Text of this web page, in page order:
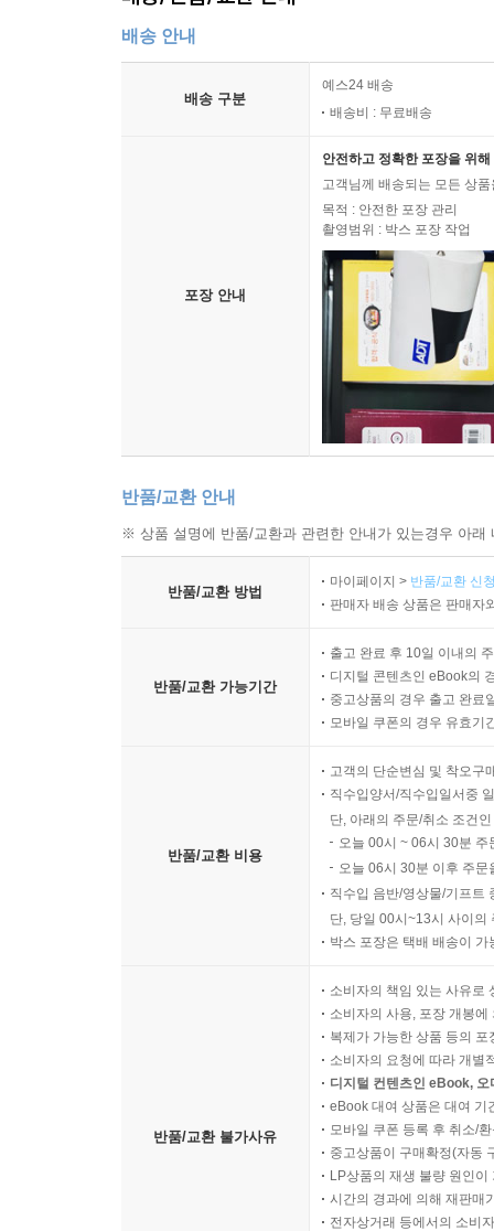
배송 안내
배송 구분
예스24 배송
배송비 : 무료배송
포장 안내
안전하고 정확한 포장을 위
고객님께 배송되는 모든 상
목적 : 안전한 포장 관리
촬영범위 : 박스 포장 작업
반품/교환 안내
※ 상품 설명에 반품/교환과 관련한 안내가 있는경우 아
반품/교환 방법
마이페이지 > 반품/교환 신
판매자 배송 상품은 판매자
반품/교환 가능기간
출고 완료 후 10일 이내의
디지털 콘텐츠인 eBook의
중고상품의 경우 출고 완료
모바일 쿠폰의 경우 유효기
반품/교환 비용
고객의 단순변심 및 착오구
직수입양서/직수입일서중
단, 아래의 주문/취소 조건
오늘 00시 ~ 06시 30분
오늘 06시 30분 이후 주
직수입 음반/영상물/기프트
단, 당일 00시~13시 사이의
박스 포장은 택배 배송이
반품/교환 불가사유
소비자의 책임 있는 사유로
소비자의 사용, 포장 개봉
복제가 가능한 상품 등의
소비자의 요청에 따라 개별
디지털 컨텐츠인 eBook,
eBook 대여 상품은 대여 기
모바일 쿠폰 등록 후 취소/
중고상품이 구매확정(자동
LP상품의 재생 불량 원인
시간의 경과에 의해 재판매
전자상거래 등에서의 소비